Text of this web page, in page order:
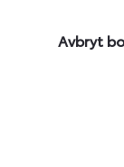
Avbryt